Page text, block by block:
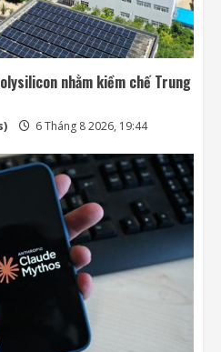
nhằm kiềm chế Trung
6 Tháng 8 2026, 19:44